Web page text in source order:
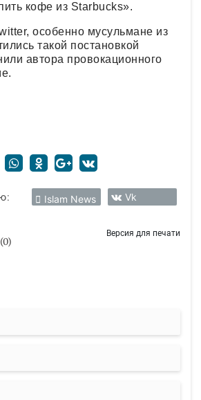
кофе из Starbucks».
особенно мусульмане из
такой постановкой
автора провокационного
Islam News Vk
(0)
Версия для печати